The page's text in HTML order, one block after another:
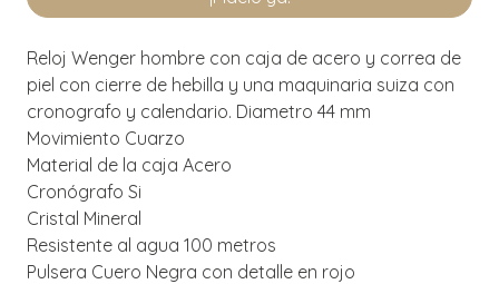
Reloj Wenger hombre con caja de acero y correa de
piel con cierre de hebilla y una maquinaria suiza con
cronografo y calendario. Diametro 44 mm
Movimiento Cuarzo
Material de la caja Acero
Cronógrafo Si
Cristal Mineral
Resistente al agua 100 metros
Pulsera Cuero Negra con detalle en rojo